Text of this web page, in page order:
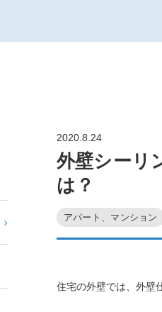
2020.8.24
外壁シーリ
は？
アパート、マンション
住宅の外壁では、外壁